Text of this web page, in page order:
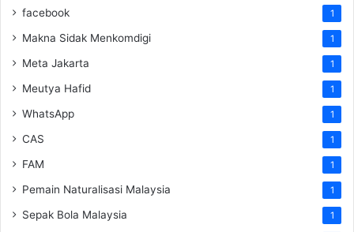
facebook 1
Makna Sidak Menkomdigi 1
Meta Jakarta 1
Meutya Hafid 1
WhatsApp 1
CAS 1
FAM 1
Pemain Naturalisasi Malaysia 1
Sepak Bola Malaysia 1